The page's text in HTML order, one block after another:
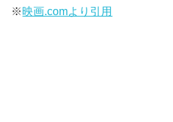
※映画.comより引用